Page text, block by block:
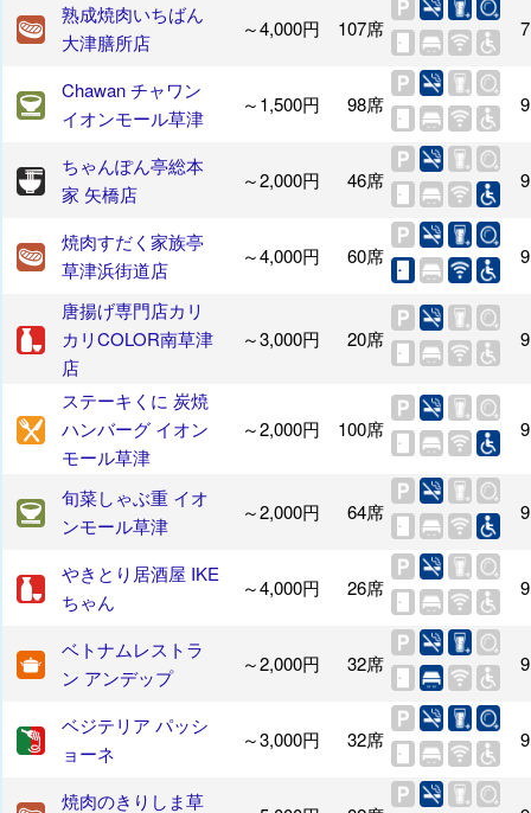
熟成焼肉いちばん
大津膳所店
～4,000円 107席
Chawan チャワン
イオンモール草津
～1,500円 98席
ちゃんぽん亭総本
家 矢橋店
～2,000円 46席
焼肉すだく家族亭
草津浜街道店
～4,000円 60席
唐揚げ専門店カリ
カリCOLOR南草津
店
～3,000円 20席
ステーキくに 炭焼
ハンバーグ イオン
モール草津
～2,000円 100席
旬菜しゃぶ重 イオ
ンモール草津
～2,000円 64席
やきとり居酒屋 IKE
ちゃん
～4,000円 26席
ベトナムレストラ
ン アンデップ
～2,000円 32席
ベジテリア パッシ
ョーネ
～3,000円 32席
焼肉のきりしま草